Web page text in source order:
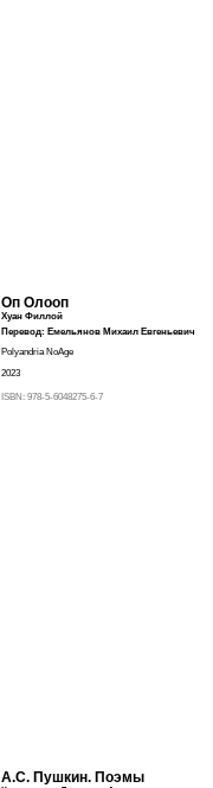
Оп Олооп
Хуан Филлой
Перевод: Емельянов Михаил Евгеньевич
Polyandria NoAge
2023
ISBN: 978-5-6048275-6-7
А.С. Пушкин. Поэмы